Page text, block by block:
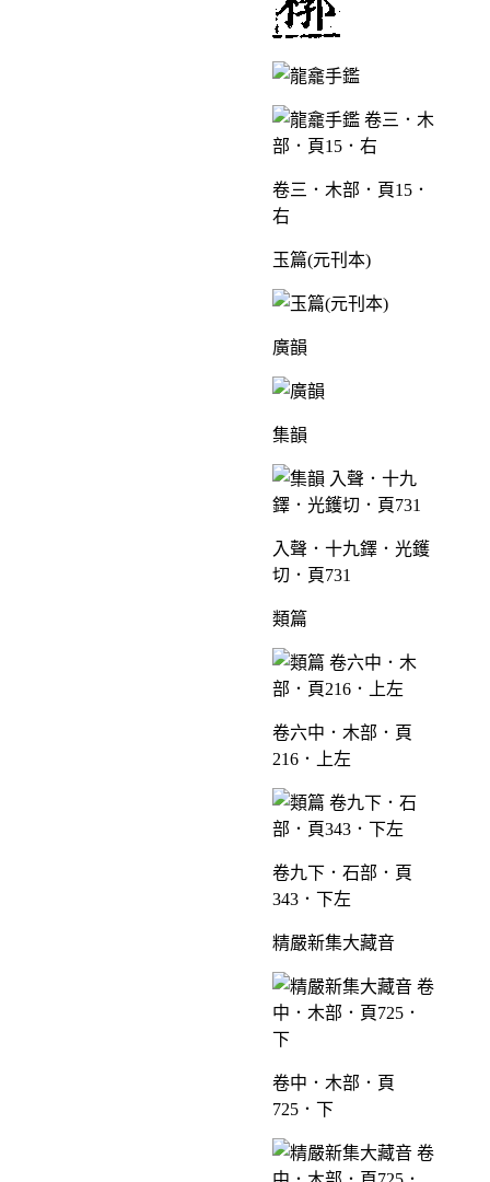
卷三．木部．頁15．
右
玉篇(元刊本)
廣韻
集韻
入聲．十九鐸．光鑊
切．頁731
類篇
卷六中．木部．頁
216．上左
卷九下．石部．頁
343．下左
精嚴新集大藏音
卷中．木部．頁
725．下